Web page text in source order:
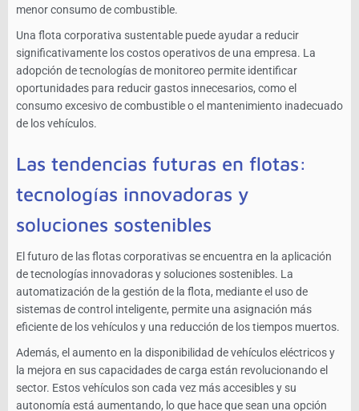
menor consumo de combustible.
Una flota corporativa sustentable puede ayudar a reducir
significativamente los costos operativos de una empresa. La
adopción de tecnologías de monitoreo permite identificar
oportunidades para reducir gastos innecesarios, como el
consumo excesivo de combustible o el mantenimiento inadecuado
de los vehículos.
Las tendencias futuras en flotas:
tecnologías innovadoras y
soluciones sostenibles
El futuro de las flotas corporativas se encuentra en la aplicación
de tecnologías innovadoras y soluciones sostenibles. La
automatización de la gestión de la flota, mediante el uso de
sistemas de control inteligente, permite una asignación más
eficiente de los vehículos y una reducción de los tiempos muertos.
Además, el aumento en la disponibilidad de vehículos eléctricos y
la mejora en sus capacidades de carga están revolucionando el
sector. Estos vehículos son cada vez más accesibles y su
autonomía está aumentando, lo que hace que sean una opción